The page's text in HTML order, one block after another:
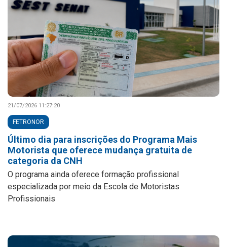
21/07/2026 11:27:20
FETRONOR
Último dia para inscrições do Programa Mais
Motorista que oferece mudança gratuita de
categoria da CNH
O programa ainda oferece formação profissional
especializada por meio da Escola de Motoristas
Profissionais